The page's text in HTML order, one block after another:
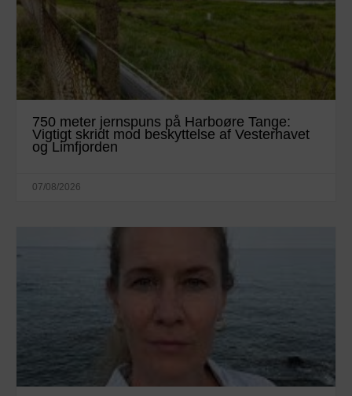
750 meter jernspuns på Harboøre Tange:
Vigtigt skridt mod beskyttelse af Vesterhavet
og Limfjorden
07/08/2026